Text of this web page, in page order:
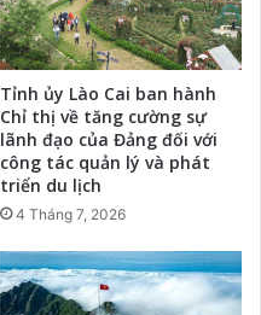
Tỉnh ủy Lào Cai ban hành
Chỉ thị về tăng cường sự
lãnh đạo của Đảng đối với
công tác quản lý và phát
triển du lịch
4 Tháng 7, 2026